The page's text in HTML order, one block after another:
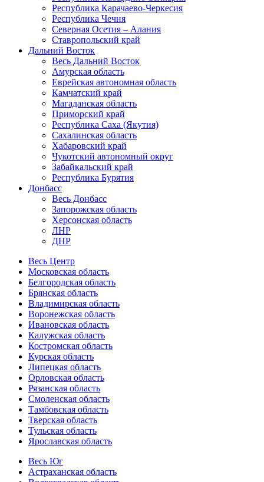
Республика Карачаево-Черкесия
Республика Чечня
Северная Осетия – Алания
Ставропольский край
Дальний Восток
Весь Дальний Восток
Амурская область
Еврейская автономная область
Камчатский край
Магаданская область
Приморский край
Республика Саха (Якутия)
Сахалинская область
Хабаровский край
Чукотский автономный округ
Забайкальский край
Республика Бурятия
Донбасс
Весь Донбасс
Запорожская область
Херсонская область
ЛНР
ДНР
Весь Центр
Московская область
Белгородская область
Брянская область
Владимирская область
Воронежская область
Ивановская область
Калужская область
Костромская область
Курская область
Липецкая область
Орловская область
Рязанская область
Смоленская область
Тамбовская область
Тверская область
Тульская область
Ярославская область
Весь Юг
Астраханская область